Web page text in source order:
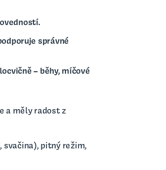
správné
– běhy, míčové
a měly radost z
svačina), pitný režim,